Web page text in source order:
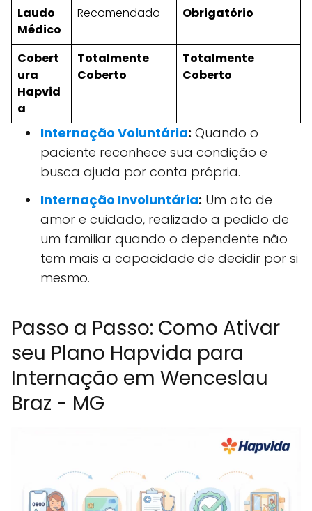
Laudo
Médico
Recomendado Obrigatório
Cobert
ura
Hapvid
a
Totalmente
Coberto
Totalmente
Coberto
Internação Voluntária: Quando o
paciente reconhece sua condição e
busca ajuda por conta própria.
Internação Involuntária: Um ato de
amor e cuidado, realizado a pedido de
um familiar quando o dependente não
tem mais a capacidade de decidir por si
mesmo.
Passo a Passo: Como Ativar
seu Plano Hapvida para
Internação em Wenceslau
Braz - MG